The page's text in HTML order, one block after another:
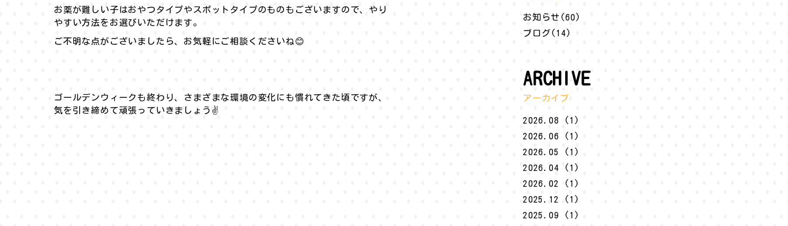
お薬が難しい子はおやつタイプやスポットタイプのものもございますので、やり
やすい方法をお選びいただけます。
ご不明な点がございましたら、お気軽にご相談くださいね😊
ゴールデンウィークも終わり、さまざまな環境の変化にも慣れてきた頃ですが、
気を引き締めて頑張っていきましょう✌️
お知らせ(60)
ブログ(14)
ARCHIVE
アーカイブ
2026.08 (1)
2026.06 (1)
2026.05 (1)
2026.04 (1)
2026.02 (1)
2025.12 (1)
2025.09 (1)